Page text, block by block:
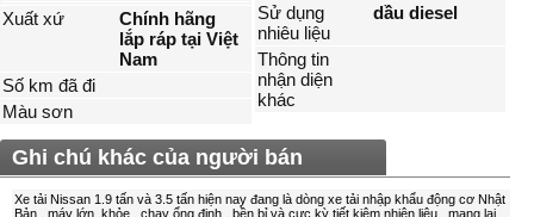
Xuất xứ
Chính hãng
lắp ráp tại Việt
Nam
Số km đã đi
Màu sơn
Sử dụng
nhiêu liệu
dầu diesel
Thông tin
nhận diện
khác
Ghi chú khác của người bán